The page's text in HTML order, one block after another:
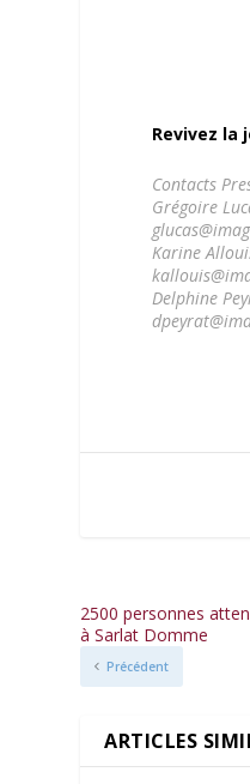
Revivez la
Contacts
Grégoire
Karine
Delphine
2500 personnes
à Sarlat Domme
Précédent
ARTICLES